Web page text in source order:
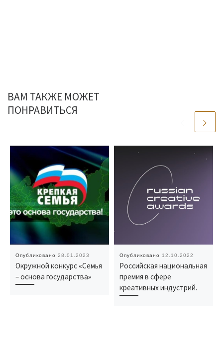
ВАМ ТАКЖЕ МОЖЕТ
ПОНРАВИТЬСЯ
Опубликовано 28.01.2023
Окружной конкурс «Семья
– основа государства»
Опубликовано 12.10.2022
Российская национальная
премия в сфере
креативных индустрий.